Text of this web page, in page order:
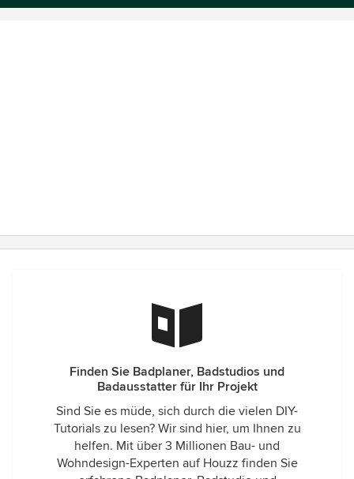
Finden Sie Badplaner, Badstudios und
Badausstatter für Ihr Projekt
Sind Sie es müde, sich durch die vielen DIY-
Tutorials zu lesen? Wir sind hier, um Ihnen zu
helfen. Mit über 3 Millionen Bau- und
Wohndesign-Experten auf Houzz finden Sie